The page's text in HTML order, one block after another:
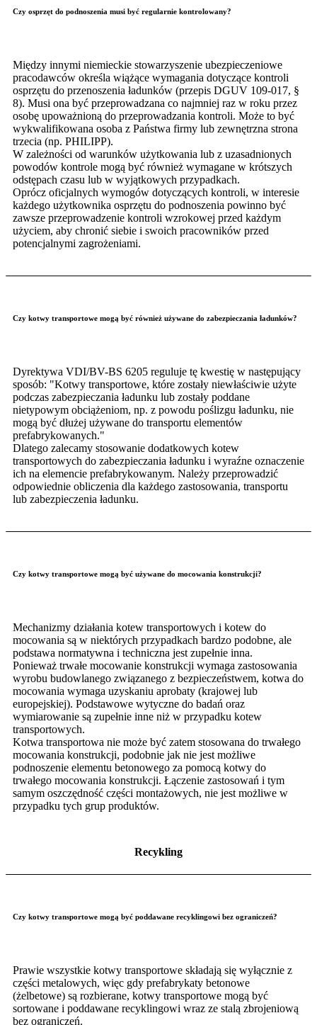
Czy osprzęt do podnoszenia musi być regularnie kontrolowany?
Między innymi niemieckie stowarzyszenie ubezpieczeniowe
pracodawców określa wiążące wymagania dotyczące kontroli
osprzętu do przenoszenia ładunków (przepis DGUV 109-017, §
8). Musi ona być przeprowadzana co najmniej raz w roku przez
osobę upoważnioną do przeprowadzania kontroli. Może to być
wykwalifikowana osoba z Państwa firmy lub zewnętrzna strona
trzecia (np. PHILIPP).
W zależności od warunków użytkowania lub z uzasadnionych
powodów kontrole mogą być również wymagane w krótszych
odstępach czasu lub w wyjątkowych przypadkach.
Oprócz oficjalnych wymogów dotyczących kontroli, w interesie
każdego użytkownika osprzętu do podnoszenia powinno być
zawsze przeprowadzenie kontroli wzrokowej przed każdym
użyciem, aby chronić siebie i swoich pracowników przed
potencjalnymi zagrożeniami.
Czy kotwy transportowe mogą być również używane do zabezpieczania ładunków?
Dyrektywa VDI/BV-BS 6205 reguluje tę kwestię w następujący
sposób: "Kotwy transportowe, które zostały niewłaściwie użyte
podczas zabezpieczania ładunku lub zostały poddane
nietypowym obciążeniom, np. z powodu poślizgu ładunku, nie
mogą być dłużej używane do transportu elementów
prefabrykowanych."
Dlatego zalecamy stosowanie dodatkowych kotew
transportowych do zabezpieczania ładunku i wyraźne oznaczenie
ich na elemencie prefabrykowanym. Należy przeprowadzić
odpowiednie obliczenia dla każdego zastosowania, transportu
lub zabezpieczenia ładunku.
Czy kotwy transportowe mogą być używane do mocowania konstrukcji?
Mechanizmy działania kotew transportowych i kotew do
mocowania są w niektórych przypadkach bardzo podobne, ale
podstawa normatywna i techniczna jest zupełnie inna.
Ponieważ trwałe mocowanie konstrukcji wymaga zastosowania
wyrobu budowlanego związanego z bezpieczeństwem, kotwa do
mocowania wymaga uzyskaniu aprobaty (krajowej lub
europejskiej). Podstawowe wytyczne do badań oraz
wymiarowanie są zupełnie inne niż w przypadku kotew
transportowych.
Kotwa transportowa nie może być zatem stosowana do trwałego
mocowania konstrukcji, podobnie jak nie jest możliwe
podnoszenie elementu betonowego za pomocą kotwy do
trwałego mocowania konstrukcji. Łączenie zastosowań i tym
samym oszczędność części montażowych, nie jest możliwe w
przypadku tych grup produktów.
Recykling
Czy kotwy transportowe mogą być poddawane recyklingowi bez ograniczeń?
Prawie wszystkie kotwy transportowe składają się wyłącznie z
części metalowych, więc gdy prefabrykaty betonowe
(żelbetowe) są rozbierane, kotwy transportowe mogą być
sortowane i poddawane recyklingowi wraz ze stalą zbrojeniową
bez ograniczeń.